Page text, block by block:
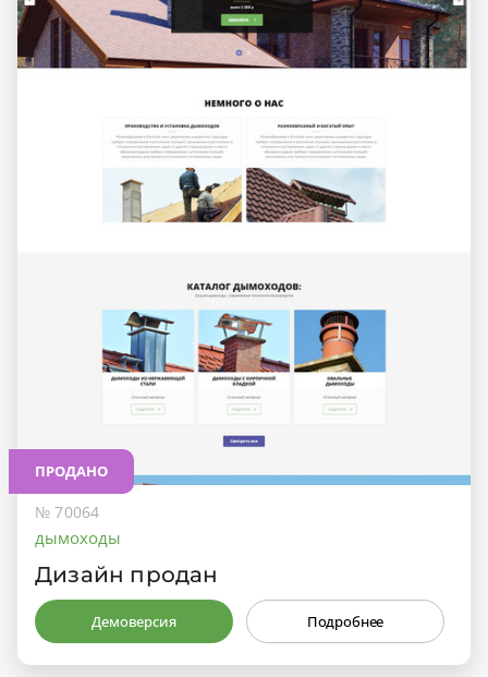
ПРОДАНО
№ 70064
дымоходы
Дизайн продан
Демоверсия Подробнее